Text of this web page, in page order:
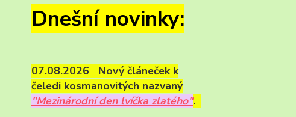
Dnešní novinky:
07.08.2026 Nový článeček k
čeledi kosmanovitých nazvaný
"Mezinárodní den lvíčka zlatého".